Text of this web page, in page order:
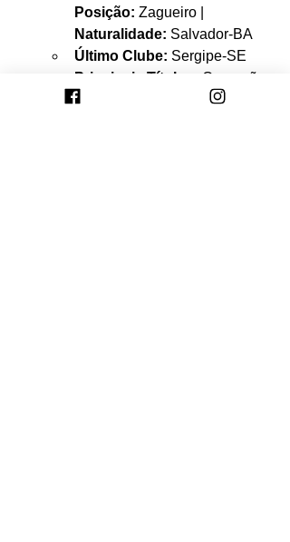
Posição: Zagueiro |
Naturalidade: Salvador-BA
Último Clube: Sergipe-SE
Principais Títulos:
Campeão
Candango e Campeão da